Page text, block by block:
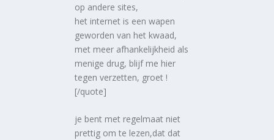
op andere sites,
het internet is een wapen
geworden van het kwaad,
met meer afhankelijkheid als
menige drug, blijf me hier
tegen verzetten, groet !
[/quote]
je bent met regelmaat niet
prettig om te lezen,dat dat